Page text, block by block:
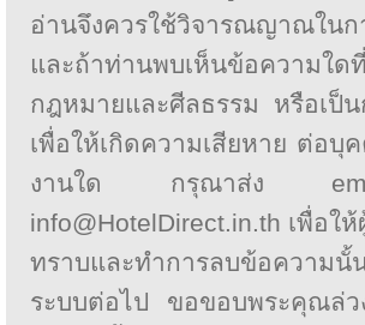
อ่านจึงควรใช้วิจารณญาณในก
และถ้าท่านพบเห็นข้อความใด
กฎหมายและศีลธรรม หรือเป็
เพื่อให้เกิดความเสียหาย ต่อบุ
งานใด กรุณาส่ง
info@HotelDirect.in.th เพื่อใ
ทราบและทำการลบข้อควา
ระบบต่อไป ขอขอบพระคุณ